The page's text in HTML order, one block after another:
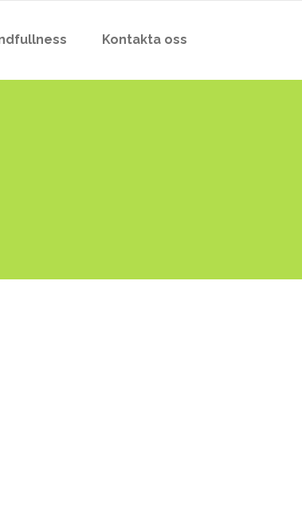
Kontakta oss